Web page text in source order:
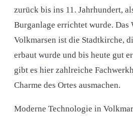
zurück bis ins 11. Jahrhundert,
Burganlage errichtet wurde. Das
Volkmarsen ist die Stadtkirche,
erbaut wurde und bis heute gut
gibt es hier zahlreiche
Charme des Ortes ausmachen.
Moderne Technologie in